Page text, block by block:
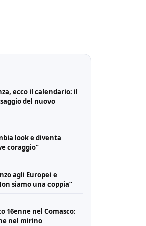
ecco il calendario: il
del nuovo
look e diventa
coraggio”
agli Europei e
siamo una coppia”
16enne nel Comasco:
nel mirino